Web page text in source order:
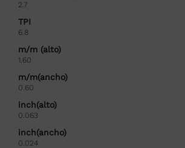
2.7
TPI
6.8
m/m (alto)
1.60
m/m(ancho)
0.60
inch(alto)
0.063
inch(ancho)
0.024